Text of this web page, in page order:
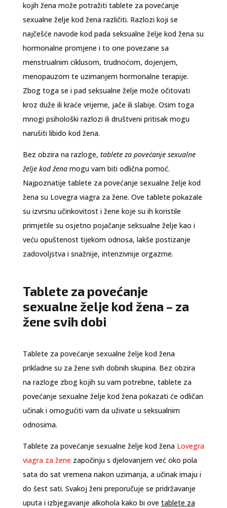
kojih žena može potražiti tablete za povećanje
sexualne želje kod žena različiti. Razlozi koji se
najčešće navode kod pada seksualne želje kod žena su
hormonalne promjene i to one povezane sa
menstrualnim ciklusom, trudnoćom, dojenjem,
menopauzom te uzimanjem hormonalne terapije.
Zbog toga se i pad seksualne želje može očitovati
kroz duže ili kraće vrijeme, jače ili slabije. Osim toga
mnogi psihološki razlozi ili društveni pritisak mogu
narušiti libido kod žena.
Bez obzira na razloge, tablete za povećanje sexualne
želje kod ženamogu vam biti odlična pomoć.
Najpoznatije tablete za povećanje sexualne želje kod
žena su Lovegra viagra za žene. Ove tablete pokazale
su izvrsnu učinkovitost i žene koje su ih koristile
primjetile su osjetno pojačanje seksualne želje kao i
veću opuštenost tijekom odnosa, lakše postizanje
zadovoljstva i snažnije, intenzivnije orgazme.
Tablete za povećanje
sexualne želje kod žena – za
žene svih dobi
Tablete za povećanje sexualne želje kod žena
prikladne su za žene svih dobnih skupina. Bez obzira
na razloge zbog kojih su vam potrebne, tablete za
povećanje sexualne želje kod žena pokazati će odličan
učinak i omogućiti vam da uživate u seksualnim
odnosima.
Tablete za povećanje sexualne želje kod žena Lovegra
viagra za žene započinju s djelovanjem već oko pola
sata do sat vremena nakon uzimanja, a učinak imaju i
do šest sati. Svakoj ženi preporučuje se pridržavanje
uputa i izbjegavanje alkohola kako bi ove tablete za